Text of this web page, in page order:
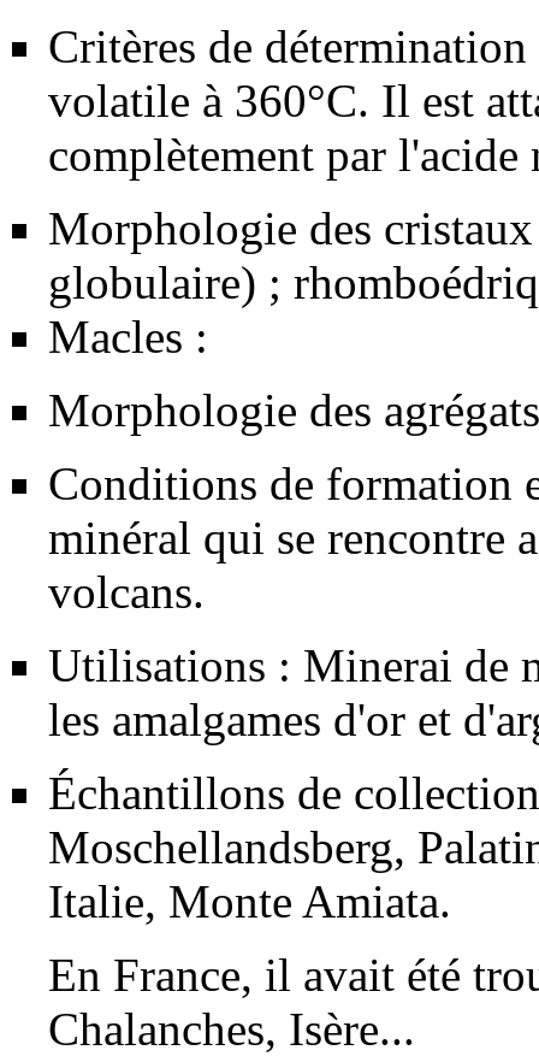
Critères de
volatile à 360°C. Il est
complètement par
Morphologie des
globulaire) ;
Macles :
Morphologie des
Conditions de formation
minéral qui se rencontre
volcans.
Utilisations : Minerai de
les amalgames d'or et d'
Échantillons de
Moschellandsberg,
Italie, Monte Amiata.
En France, il avait été
Chalanches, Isère...